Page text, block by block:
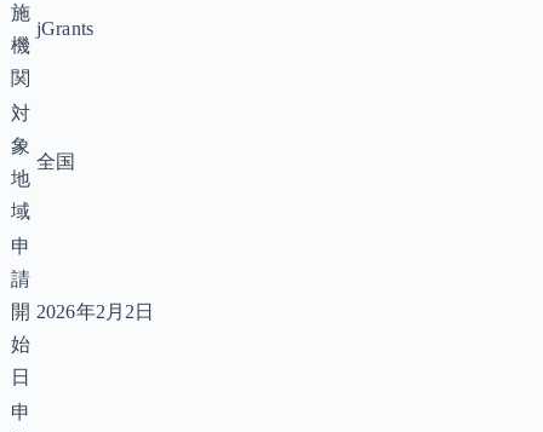
施
機
関
jGrants
対
象
地
域
全国
申
請
開
始
日
2026年2月2日
申